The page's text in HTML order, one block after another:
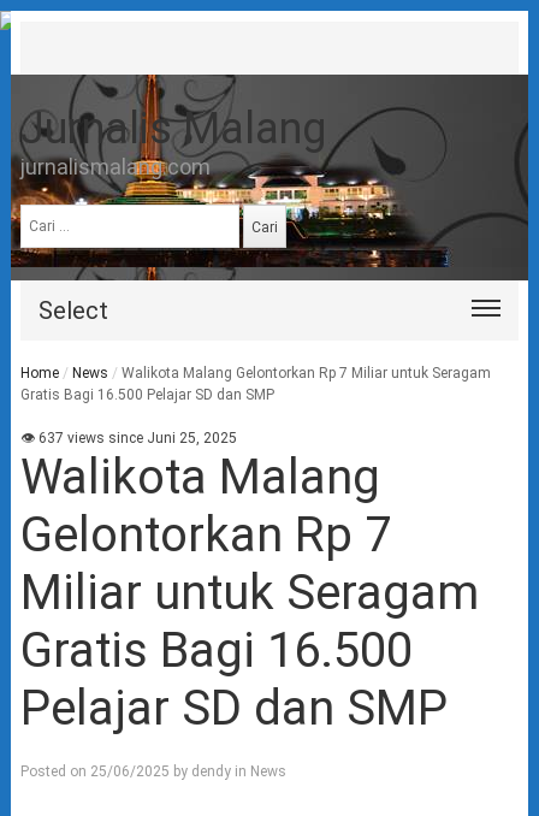
Jurnalis Malang
jurnalismalang.com
Cari
untuk:
Select
Home / News / Walikota Malang Gelontorkan Rp 7 Miliar untuk Seragam
Gratis Bagi 16.500 Pelajar SD dan SMP
👁 637 views since Juni 25, 2025
Walikota Malang
Gelontorkan Rp 7
Miliar untuk Seragam
Gratis Bagi 16.500
Pelajar SD dan SMP
Posted on 25/06/2025 by dendyin News